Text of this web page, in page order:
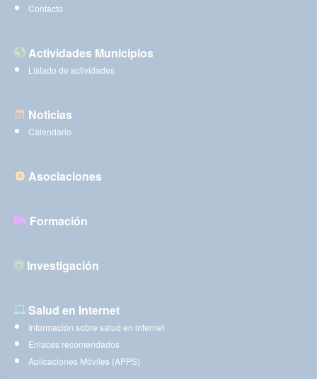
Contacto
Actividades Municipios
Listado de actividades
Noticias
Calendario
Asociaciones
Formación
Investigación
Salud en Internet
Información sobre salud en internet
Enlaces recomendados
Aplicaciones Móviles (APPS)